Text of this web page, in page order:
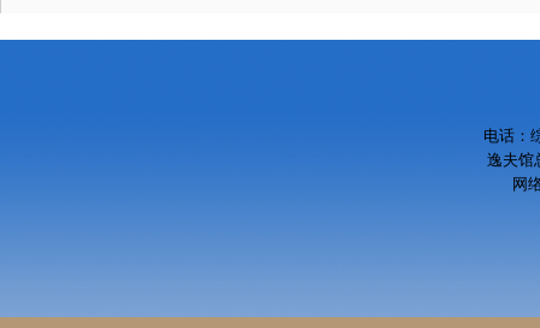
电话：
逸夫馆
网